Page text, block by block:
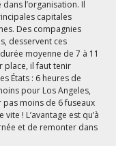
l’organisation. Il
capitales
Des compagnies
desservent ces
moyenne de 7 à 11
place, il faut tenir
États : 6 heures de
pour Los Angeles,
moins de 6 fuseaux
! L’avantage est qu’à
et de remonter dans